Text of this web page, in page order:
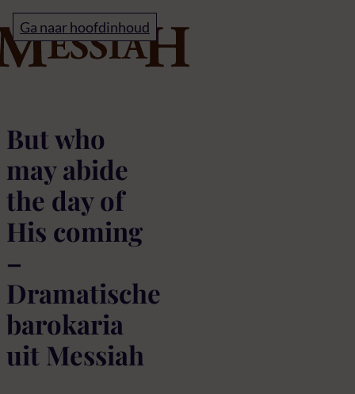
Ga naar hoofdinhoud Home
But who may abide
But who
may abide
the day of
His coming
–
Dramatische
barokaria
uit Messiah